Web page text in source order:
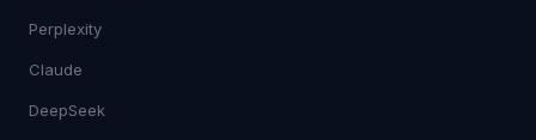
Perplexity
Claude
DeepSeek